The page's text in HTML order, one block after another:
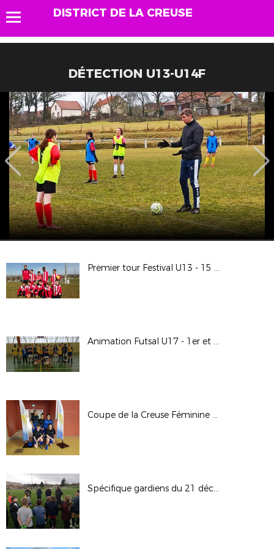
DISTRICT DE LA CREUSE
DÉTECTION U13-U14F
Premier tour Festival U13 - 15 février 2020 à St Fiel
Animation Futsal U17 - 1er et 2 février 2020
Coupe de la Creuse Féminine Futsal - 12 janvier 2020 à Bourganeuf
Spécifique gardiens du 21 décembre 2019